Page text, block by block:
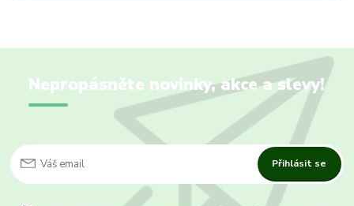
Nepropásněte novinky, akce a slevy!
Přihlásit se